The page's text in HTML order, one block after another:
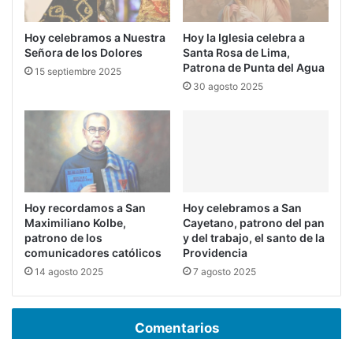
Hoy celebramos a Nuestra
Señora de los Dolores
15 septiembre 2025
Hoy la Iglesia celebra a
Santa Rosa de Lima,
Patrona de Punta del Agua
30 agosto 2025
Hoy recordamos a San
Maximiliano Kolbe,
patrono de los
comunicadores católicos
14 agosto 2025
Hoy celebramos a San
Cayetano, patrono del pan
y del trabajo, el santo de la
Providencia
7 agosto 2025
Comentarios